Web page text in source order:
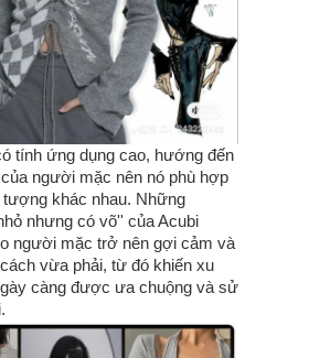
tính ứng dụng cao, hướng đến
người mặc nên nó phù hợp
khác nhau. Những
nhưng có võ'' của Acubi
người mặc trở nên gợi cảm và
vừa phải, từ đó khiến xu
càng được ưa chuộng và sử